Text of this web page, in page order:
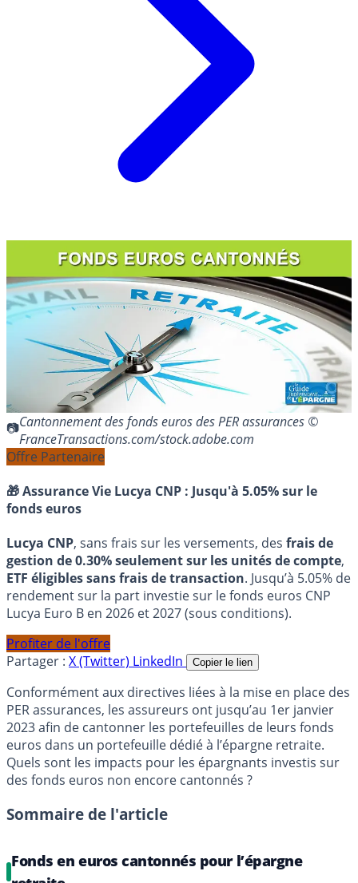
Cantonnement des fonds euros des PER assurances ©
FranceTransactions.com/stock.adobe.com
Offre Partenaire
🎁 Assurance Vie Lucya CNP : Jusqu'à 5.05% sur le
fonds euros
Lucya CNP, sans frais sur les versements, des frais de
gestion de 0.30% seulement sur les unités de compte,
ETF éligibles sans frais de transaction. Jusqu’à 5.05% de
rendement sur la part investie sur le fonds euros CNP
Lucya Euro B en 2026 et 2027 (sous conditions).
Profiter de l'offre
Partager : X (Twitter) LinkedIn Copier le lien
Conformément aux directives liées à la mise en place des
PER assurances, les assureurs ont jusqu’au 1er janvier
2023 afin de cantonner les portefeuilles de leurs fonds
euros dans un portefeuille dédié à l’épargne retraite.
Quels sont les impacts pour les épargnants investis sur
des fonds euros non encore cantonnés ?
Sommaire de l'article
Fonds en euros cantonnés pour l’épargne